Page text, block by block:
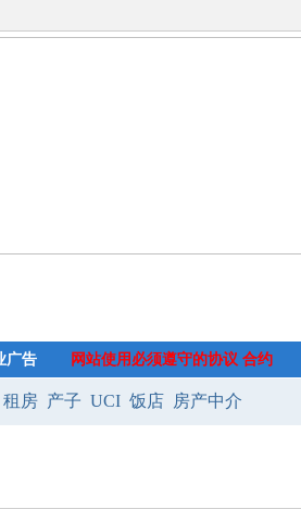
广告 网站使用必须遵守的协议 合约
租房 产子 UCI 饭店 房产中介